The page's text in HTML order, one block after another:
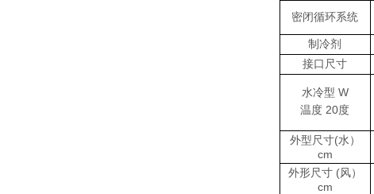
密闭循环系统
制冷剂
接口尺寸
水冷型 W
温度 20度
外型尺寸(水）
cm
外形尺寸 (风）
cm